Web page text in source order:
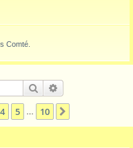
Comté.
Rechercher
4 5 10